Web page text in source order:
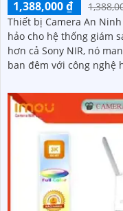
1,388,000 ₫
Thiết bị Camera An
hảo cho hệ thống giám sát an ninh. Với
hơn cả Sony NIR, nó
ban đêm với công nghệ